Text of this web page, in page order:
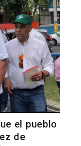
el pueblo
de